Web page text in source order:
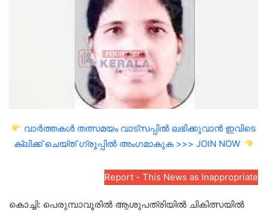
വാർത്തകൾ തത്സമയം വാട്സപ്പിൽ ലഭിക്കുവാൻ ഇവിടെ
ക്ലിക്ക് ചെയ്ത് ഗ്രൂപ്പിൽ അംഗമാകുക >>> JOIN NOW
Report - This News as Inappropriate
കൊച്ചി: പെരുമ്പാവൂരിൽ ആശുപത്രിയിൽ ചികിത്സയിൽ